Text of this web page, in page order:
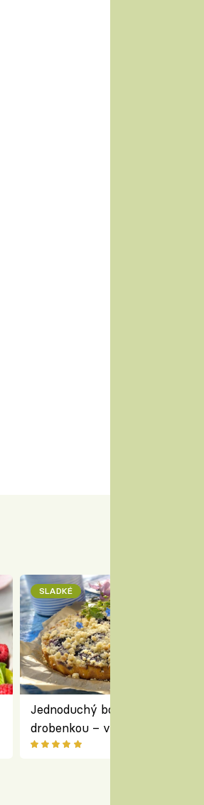
SLADKÉ
Jednoduchý borůvkový koláč s
drobenkou – vláčný moučník
ovoce